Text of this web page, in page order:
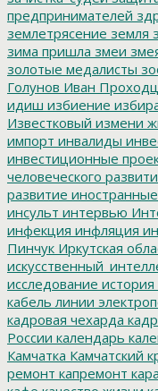
предпринимателей
землетрясение земля
зима пришла змеи
золотые медалисты
Голунов Иван
идиш избиение
Известковый измени
импорт инвалиды
инвестиционные
человеческого
развитие
инсульт интервью
инфекция инфляция
Пинчук Иркутская
исследование история
кабель линии
кадровая чехарда
России календарь
Камчатка Камчатский
ремонт капремонт